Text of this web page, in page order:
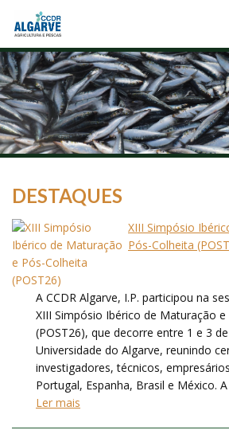
DESTAQUES
XIII Simpósio
Pós-Colheita
A CCDR Algarve, I.P. participou na
XIII Simpósio Ibérico de Maturação e
(POST26), que decorre entre 1 e 3
Universidade do Algarve, reunindo
investigadores, técnicos,
Portugal, Espanha, Brasil e México. A
Ler mais